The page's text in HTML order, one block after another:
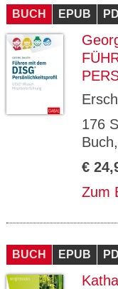
BUCH EPUB
176
€
Zum
BUCH EPUB